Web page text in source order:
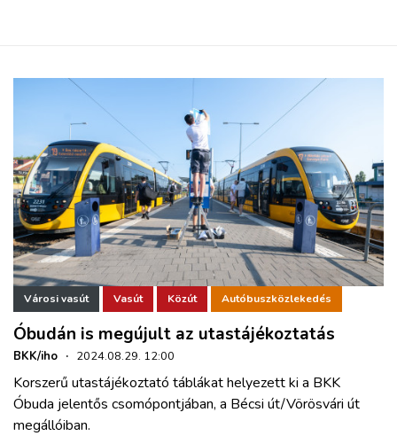
REGISZTRÁCIÓ
Városi vasút Vasút Közút Autóbuszközlekedés
Óbudán is megújult az utastájékoztatás
BKK/iho · 2024.08.29. 12:00
Korszerű utastájékoztató táblákat helyezett ki a BKK
Óbuda jelentős csomópontjában, a Bécsi út/Vörösvári út
megállóiban.